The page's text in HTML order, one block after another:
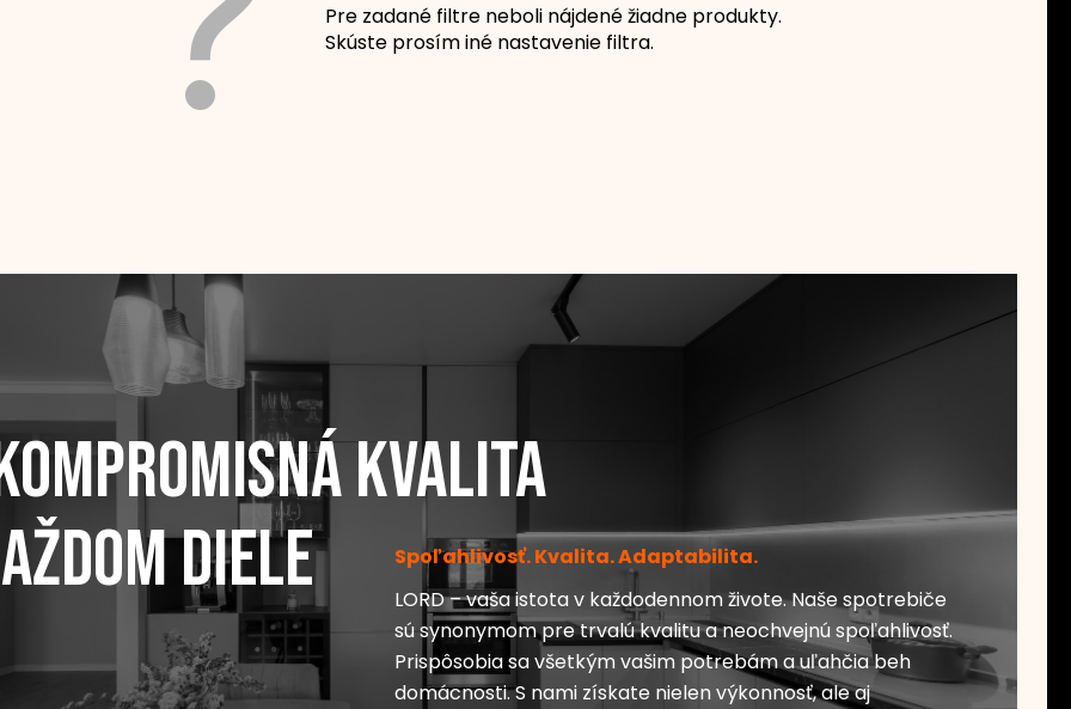
Pre zadané filtre neboli nájdené žiadne produkty.
Skúste prosím iné nastavenie filtra.
kvalita
diele
Spoľahlivosť. Kvalita. Adaptabilita.
LORD – vaša istota v každodennom živote. Naše spotrebiče
sú synonymom pre trvalú kvalitu a neochvejnú spoľahlivosť.
Prispôsobia sa všetkým vašim potrebám a uľahčia beh
domácnosti. S nami získate nielen výkonnosť, ale aj